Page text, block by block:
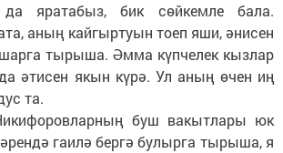
яратабыз, бик сөйкемле бала.
аның кайгыртуын тоеп яши, әнисен
тырыша. Әмма күпчелек кызлар
әтисен якын күрә. Ул аның өчен иң
та.
буш вакытлары юк
гаилә бергә булырга тырыша, я